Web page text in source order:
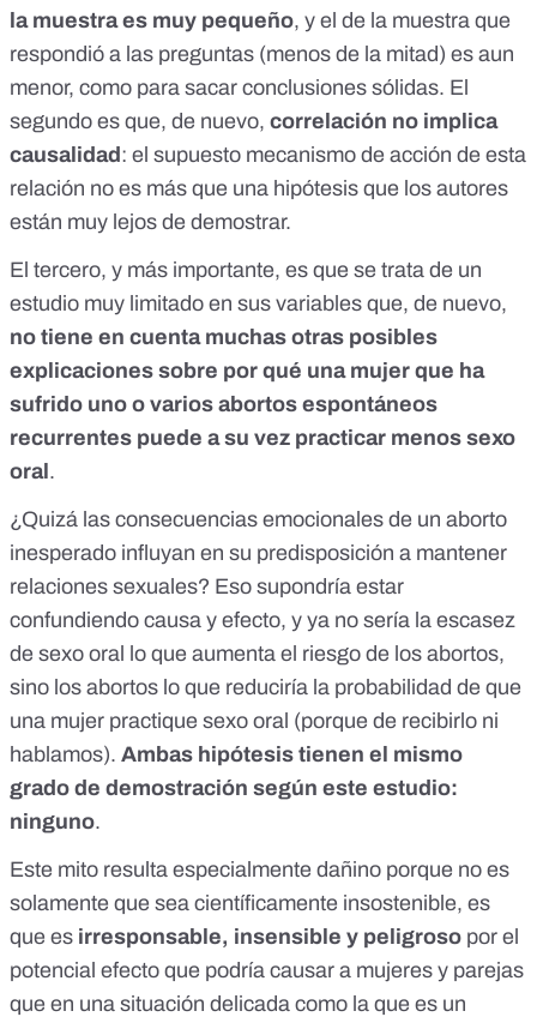
la muestra es muy pequeño, y el de la muestra que
respondió a las preguntas (menos de la mitad) es aun
menor, como para sacar conclusiones sólidas. El
segundo es que, de nuevo, correlación no implica
causalidad: el supuesto mecanismo de acción de esta
relación no es más que una hipótesis que los autores
están muy lejos de demostrar.
El tercero, y más importante, es que se trata de un
estudio muy limitado en sus variables que, de nuevo,
no tiene en cuenta muchas otras posibles
explicaciones sobre por qué una mujer que ha
sufrido uno o varios abortos espontáneos
recurrentes puede a su vez practicar menos sexo
oral.
¿Quizá las consecuencias emocionales de un aborto
inesperado influyan en su predisposición a mantener
relaciones sexuales? Eso supondría estar
confundiendo causa y efecto, y ya no sería la escasez
de sexo oral lo que aumenta el riesgo de los abortos,
sino los abortos lo que reduciría la probabilidad de que
una mujer practique sexo oral (porque de recibirlo ni
hablamos). Ambas hipótesis tienen el mismo
grado de demostración según este estudio:
ninguno.
Este mito resulta especialmente dañino porque no es
solamente que sea científicamente insostenible, es
que es irresponsable, insensible y peligroso por el
potencial efecto que podría causar a mujeres y parejas
que en una situación delicada como la que es un